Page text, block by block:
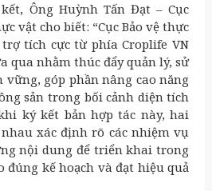
Ông Huỳnh Tấn Đạt – Cục
vật cho biết: “Cục Bảo vệ thực
tích cực từ phía Croplife VN
qua nhằm thúc đẩy quản lý, sử
vững, góp phần nâng cao năng
sản trong bối cảnh diện tích
ký kết bản hợp tác này, hai
xác định rõ các nhiệm vụ
nội dung để triển khai trong
đúng kế hoạch và đạt hiệu quả